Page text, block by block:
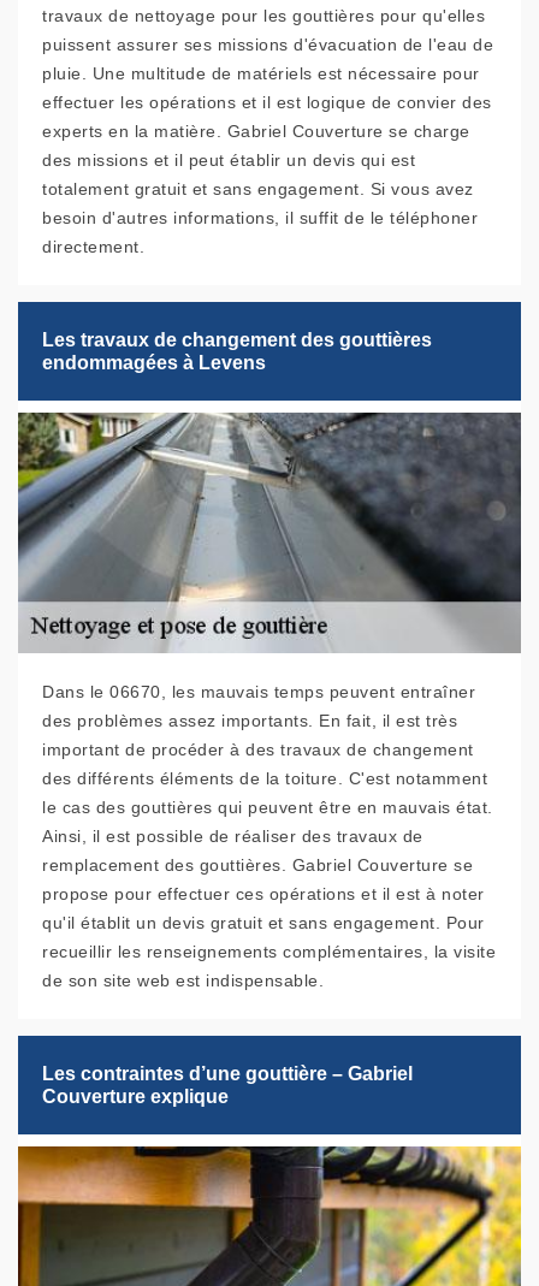
travaux de nettoyage pour les gouttières pour qu'elles
puissent assurer ses missions d'évacuation de l'eau de
pluie. Une multitude de matériels est nécessaire pour
effectuer les opérations et il est logique de convier des
experts en la matière. Gabriel Couverture se charge
des missions et il peut établir un devis qui est
totalement gratuit et sans engagement. Si vous avez
besoin d'autres informations, il suffit de le téléphoner
directement.
Les travaux de changement des gouttières
endommagées à Levens
Dans le 06670, les mauvais temps peuvent entraîner
des problèmes assez importants. En fait, il est très
important de procéder à des travaux de changement
des différents éléments de la toiture. C'est notamment
le cas des gouttières qui peuvent être en mauvais état.
Ainsi, il est possible de réaliser des travaux de
remplacement des gouttières. Gabriel Couverture se
propose pour effectuer ces opérations et il est à noter
qu'il établit un devis gratuit et sans engagement. Pour
recueillir les renseignements complémentaires, la visite
de son site web est indispensable.
Les contraintes d’une gouttière – Gabriel
Couverture explique